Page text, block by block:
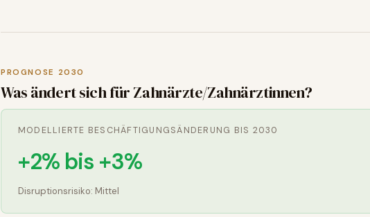
PROGNOSE 2030
Was ändert sich für Zahnärzte/Zahnärztinnen?
MODELLIERTE BESCHÄFTIGUNGSÄNDERUNG BIS 2030
+2% bis +3%
Disruptionsrisiko: Mittel